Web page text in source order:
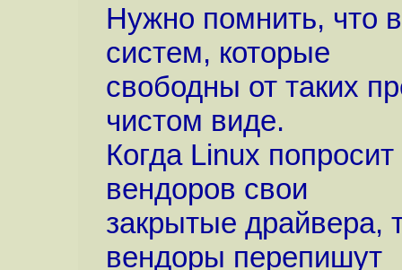
Нужно помнить, что
систем, которые
свободны от таких
чистом виде.
Когда Linux
вендоров свои
закрытые драйвера,
вендоры перепишут